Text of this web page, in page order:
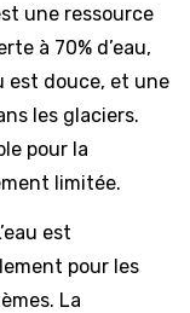
une ressource
à 70% d’eau,
est douce, et une
les glaciers.
pour la
limitée.
est
pour les
La